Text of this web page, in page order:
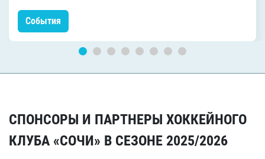
События
СПОНСОРЫ И ПАРТНЕРЫ ХОККЕЙНОГО
КЛУБА «СОЧИ» В СЕЗОНЕ 2025/2026